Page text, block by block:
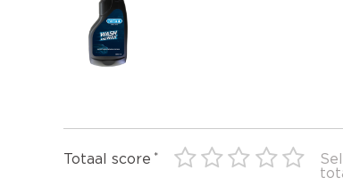
Totaal score